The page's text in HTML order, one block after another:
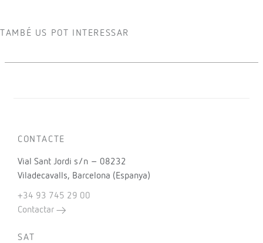
TAMBÉ US POT INTERESSAR
CONTACTE
Vial Sant Jordi s/n – 08232
Viladecavalls, Barcelona (Espanya)
+34 93 745 29 00
Contactar
SAT